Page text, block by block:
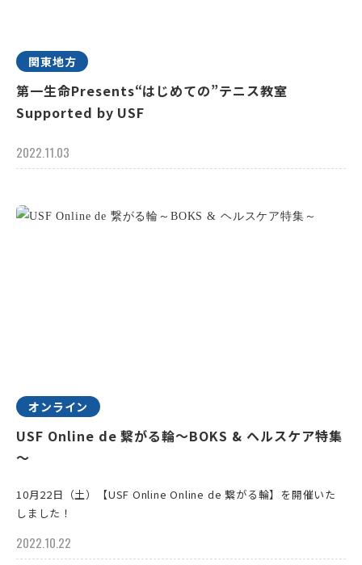
関東地方
第一生命Presents“はじめての”テニス教室
Supported by USF
2022.11.03
オンライン
USF Online de 繋がる輪～BOKS & ヘルスケア特集
～
10月22日（土）【USF Online Online de 繋がる輪】を開催いた
しました！
2022.10.22